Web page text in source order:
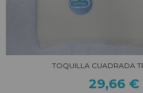
TOQUILLA CUADRADA
29,66 €